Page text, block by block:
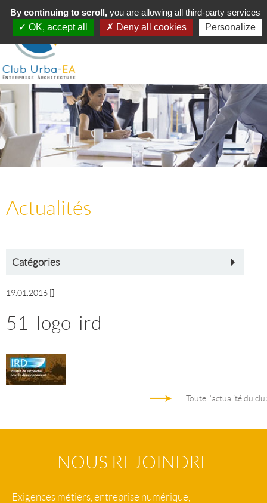
Toggle
navigation
MENU
Actualités
Catégories
19.01.2016
51_logo_ird
Toute l'actualité du
NOUS REJOINDRE
Exigences métiers, entreprise numérique,
By continuing to scroll,you are allowing all third-party services
OK, accept all
Deny all cookies Personalize